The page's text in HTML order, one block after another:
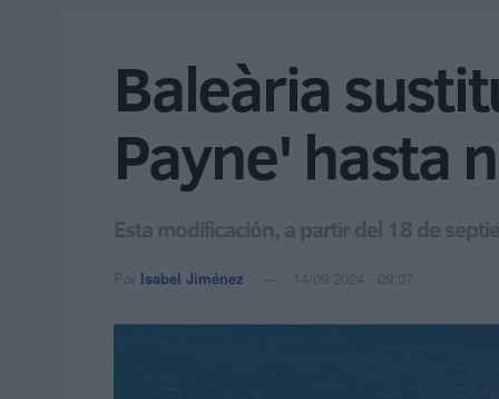
Baleària
Payne' hasta
Esta modificación, a partir del 18 de
Por Isabel Jiménez 14/09/2024 - 09:07